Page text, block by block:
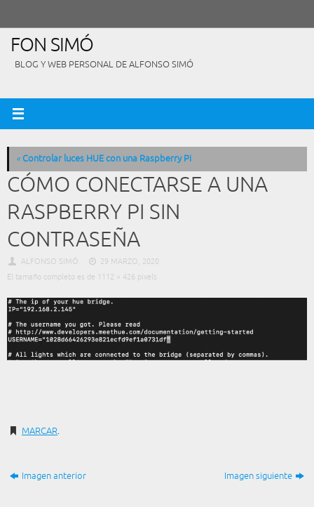
contenido
FON SIMÓ
BLOG Y WEB PERSONAL DE ALFONSO SIMÓ
«Controlar luces HUE con una Raspberry Pi
CÓMO CONECTARSE A UNA
RASPBERRY PI SIN
CONTRASEÑA
ALFONSO SIMÓ
29 MARZO, 2020
El tamaño completo es de 1112 × 426 pixels
MARCAR.
Imagen anterior Imagen siguiente